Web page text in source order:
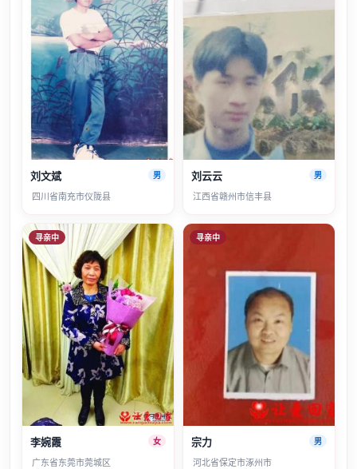
刘文斌 男
四川省南充市仪陇县
刘云云 男
江西省赣州市信丰县
寻亲中
李婉霞 女
广东省东莞市莞城区
寻亲中
宗力 男
河北省保定市涿州市